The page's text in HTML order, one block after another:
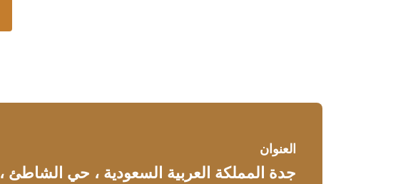
العنوان
جدة المملكة العربية السعودية ، حي الشاطئ ،